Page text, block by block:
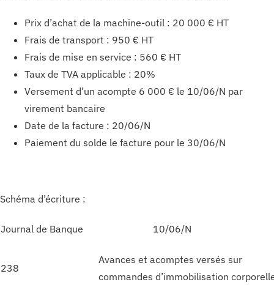
Prix d’achat de la machine-outil : 20 000 € HT
Frais de transport : 950 € HT
Frais de mise en service : 560 € HT
Taux de TVA applicable : 20%
Versement d’un acompte 6 000 € le 10/06/N par
virement bancaire
Date de la facture : 20/06/N
Paiement du solde le facture pour le 30/06/N
Schéma d’écriture :
Journal de Banque 10/06/N
238
Avances et acomptes versés sur
commandes d’immobilisation